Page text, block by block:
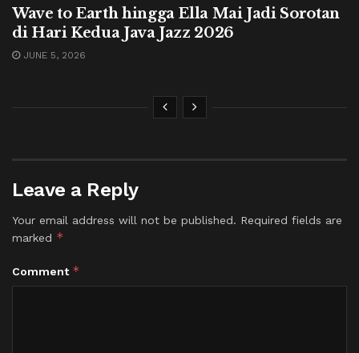
Wave to Earth hingga Ella Mai Jadi Sorotan
di Hari Kedua Java Jazz 2026
JUNE 5, 2026
Leave a Reply
Your email address will not be published. Required fields are
marked *
Comment *